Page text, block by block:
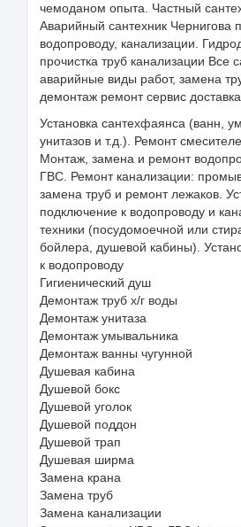
чемоданом опыта. Частный
Аварийный сантехник Чернигова
водопроводу, канализации.
прочистка труб канализации Все
аварийные виды работ, замена
демонтаж ремонт сервис
Установка сантехфаянса (ванн,
унитазов и т.д.). Ремонт
Монтаж, замена и ремонт
ГВС. Ремонт канализации:
замена труб и ремонт лежаков.
подключение к водопроводу и
техники (посудомоечной или
бойлера, душевой кабины).
к водопроводу
Гигиенический душ
Демонтаж труб х/г воды
Демонтаж унитаза
Демонтаж умывальника
Демонтаж ванны чугунной
Душевая кабина
Душевой бокс
Душевой уголок
Душевой поддон
Душевой трап
Душевая ширма
Замена крана
Замена труб
Замена канализации